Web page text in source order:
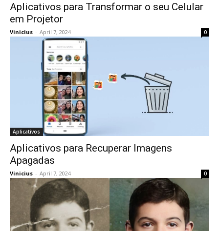
Aplicativos para Transformar o seu Celular
em Projetor
Vinicius - April 7, 2024 0
Aplicativos
Aplicativos para Recuperar Imagens
Apagadas
Vinicius - April 7, 2024 0